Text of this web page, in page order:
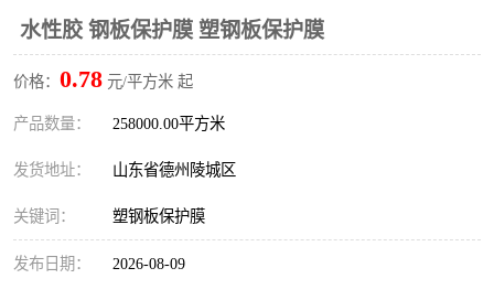
水性胶 钢板保护膜 塑钢板保护膜
价格： 0.78 元/平方米 起
产品数量： 258000.00平方米
发货地址： 山东省德州陵城区
关键词： 塑钢板保护膜
发布日期： 2026-08-09